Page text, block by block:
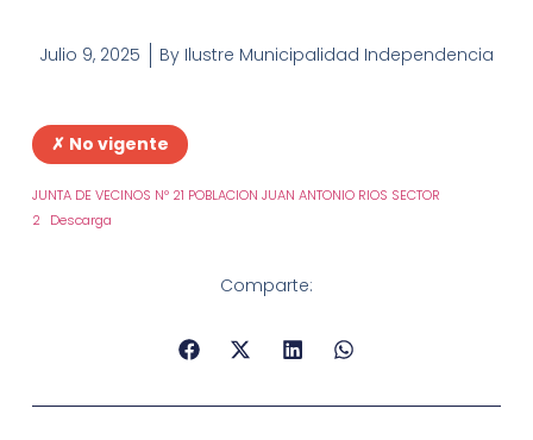
Julio 9, 2025 By Ilustre Municipalidad Independencia
✗ No vigente
JUNTA DE VECINOS Nº 21 POBLACION JUAN ANTONIO RIOS SECTOR
2
Descarga
Comparte: